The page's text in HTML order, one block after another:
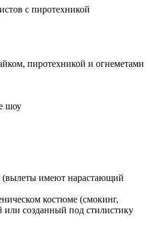
с пиротехникой
пиротехникой и огнеметами
шоу
(вылеты имеют нарастающий
костюме (смокинг,
созданный под стилистику